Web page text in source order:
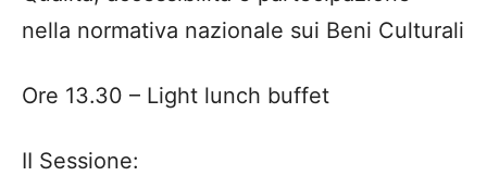
nella normativa nazionale sui Beni Culturali
Ore 13.30 – Light lunch buffet
II Sessione: